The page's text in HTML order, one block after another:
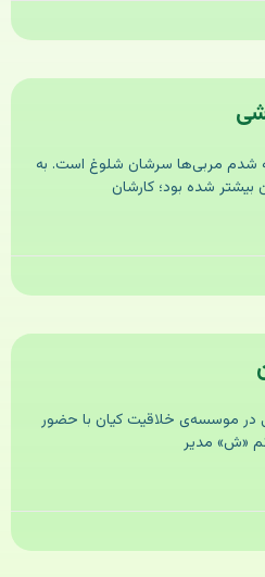
شدم مربی‌ها سرشان شلوغ است. به
بیشتر شده بود؛ کارشان
در موسسه‌ی خلاقیت کیان با حضور
«ش» مدیر